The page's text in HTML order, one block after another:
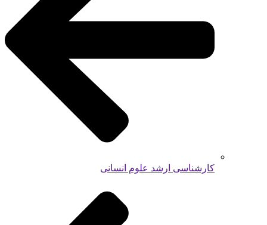
کارشناسی ارشد علوم انسانی